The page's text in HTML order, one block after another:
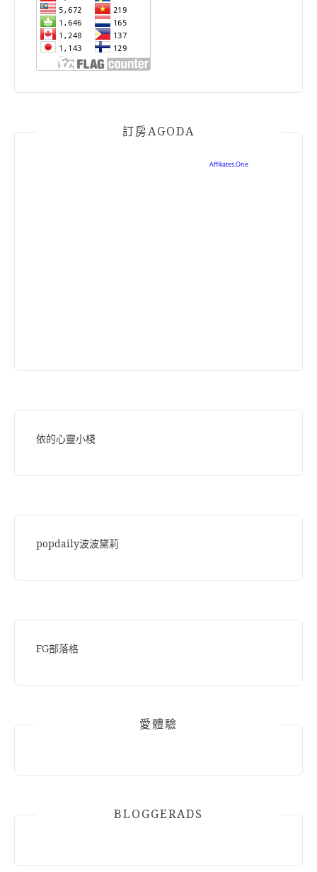
訂房AGODA
依的心靈小棧
popdaily波波黛莉
FG部落格
愛體驗
BLOGGERADS